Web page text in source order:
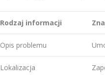
Rodzaj informacji
Opis problemu
Lokalizacja